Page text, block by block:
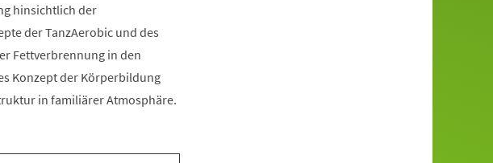
hinsichtlich der
der TanzAerobic und des
Fettverbrennung in den
Konzept der Körperbildung
in familiärer Atmosphäre.